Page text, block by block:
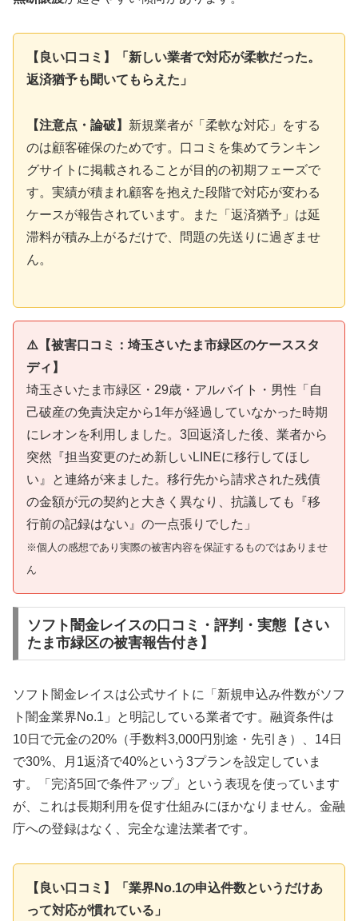
【良い口コミ】「新しい業者で対応が柔軟だった。
返済猶予も聞いてもらえた」
【注意点・論破】 新規業者が「柔軟な対応」をする
のは顧客確保のためです。口コミを集めてランキン
グサイトに掲載されることが目的の初期フェーズで
す。実績が積まれ顧客を抱えた段階で対応が変わる
ケースが報告されています。また「返済猶予」は延
滞料が積み上がるだけで、問題の先送りに過ぎませ
ん。
⚠️【被害口コミ：埼玉さいたま市緑区のケーススタ
ディ】
埼玉さいたま市緑区・29歳・アルバイト・男性「自
己破産の免責決定から1年が経過していなかった時期
にレオンを利用しました。3回返済した後、業者から
突然『担当変更のため新しいLINEに移行してほし
い』と連絡が来ました。移行先から請求された残債
の金額が元の契約と大きく異なり、抗議しても『移
行前の記録はない』の一点張りでした」
※個人の感想であり実際の被害内容を保証するものではありませ
ん
ソフト闇金レイスの口コミ・評判・実態【さい
たま市緑区の被害報告付き】
ソフト闇金レイスは公式サイトに「新規申込み件数がソフ
ト闇金業界No.1」と明記している業者です。融資条件は
10日で元金の20%（手数料3,000円別途・先引き）、14日
で30%、月1返済で40%という3プランを設定していま
す。「完済5回で条件アップ」という表現を使っています
が、これは長期利用を促す仕組みにほかなりません。金融
庁への登録はなく、完全な違法業者です。
【良い口コミ】「業界No.1の申込件数というだけあ
って対応が慣れている」